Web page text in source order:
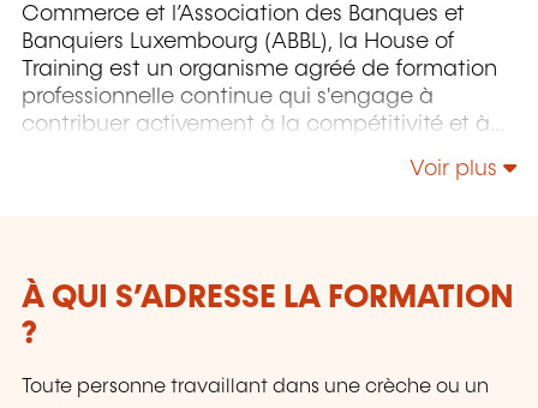
Commerce et l’Association des Banques et
Banquiers Luxembourg (ABBL), la House of
Training est un organisme agréé de formation
professionnelle continue qui s'engage à
contribuer activement à la compétitivité et à
les compétences de ceux qui font vivre son
Voir plus
À QUI S’ADRESSE LA FORMATION
?
Toute personne travaillant dans une crèche ou un